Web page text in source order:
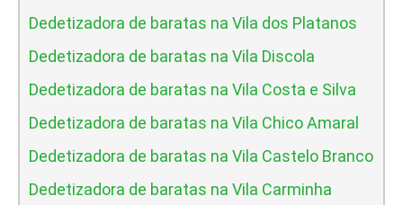
Dedetizadora de baratas na Vila dos Platanos
Dedetizadora de baratas na Vila Discola
Dedetizadora de baratas na Vila Costa e Silva
Dedetizadora de baratas na Vila Chico Amaral
Dedetizadora de baratas na Vila Castelo Branco
Dedetizadora de baratas na Vila Carminha